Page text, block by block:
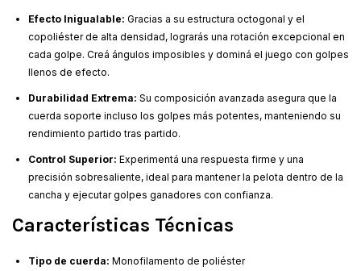
Efecto Inigualable: Gracias a su estructura octogonal y el
copoliéster de alta densidad, lograrás una rotación excepcional en
cada golpe. Creá ángulos imposibles y dominá el juego con golpes
llenos de efecto.
Durabilidad Extrema: Su composición avanzada asegura que la
cuerda soporte incluso los golpes más potentes, manteniendo su
rendimiento partido tras partido.
Control Superior: Experimentá una respuesta firme y una
precisión sobresaliente, ideal para mantener la pelota dentro de la
cancha y ejecutar golpes ganadores con confianza.
Características Técnicas
Tipo de cuerda: Monofilamento de poliéster